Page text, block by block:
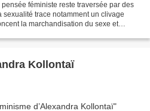
féministe reste traversée par des
trace notamment un clivage
la marchandisation du sexe et
Kollontaï